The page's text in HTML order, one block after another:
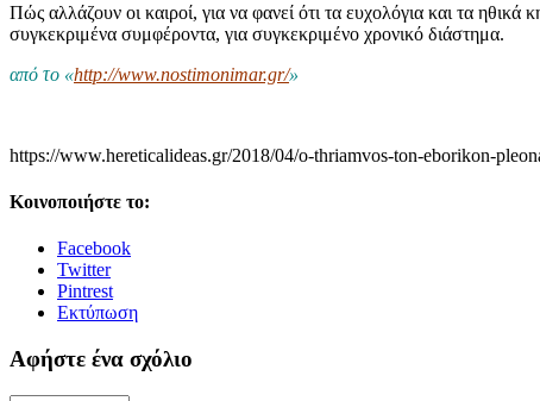
Πώς αλλάζουν οι καιροί, για να φανεί ότι τα ευχολόγια και τα
συγκεκριμένα συμφέροντα, για συγκεκριμένο χρονικό διάστημα.
από το «http://www.nostimonimar.gr/»
https://www.hereticalideas.gr/2018/04/o-thriamvos-ton-eborikon-
Κοινοποιήστε το:
Facebook
Twitter
Pintrest
Εκτύπωση
Αφήστε ένα σχόλιο